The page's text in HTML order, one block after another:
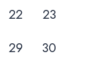
22
23
29
30